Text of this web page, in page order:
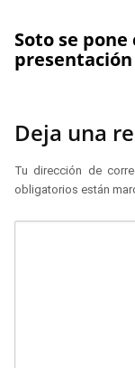
Soto se
Deja una
Tu dirección de
obligatorios están